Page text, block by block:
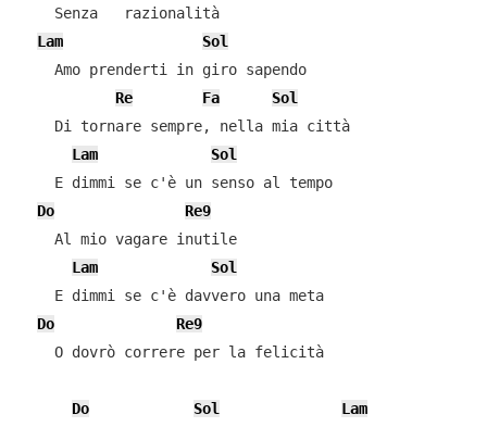
    Senza   razionalità
Lam
Sol
    Amo prenderti in giro sapendo
Re
Fa
Sol
    Di tornare sempre, nella mia città
Lam
Sol
    E dimmi se c'è un senso al tempo
Do
Re9
    Al mio vagare inutile
Lam
Sol
    E dimmi se c'è davvero una meta
Do
Re9
    O dovrò correre per la felicità
Do Sol
Lam